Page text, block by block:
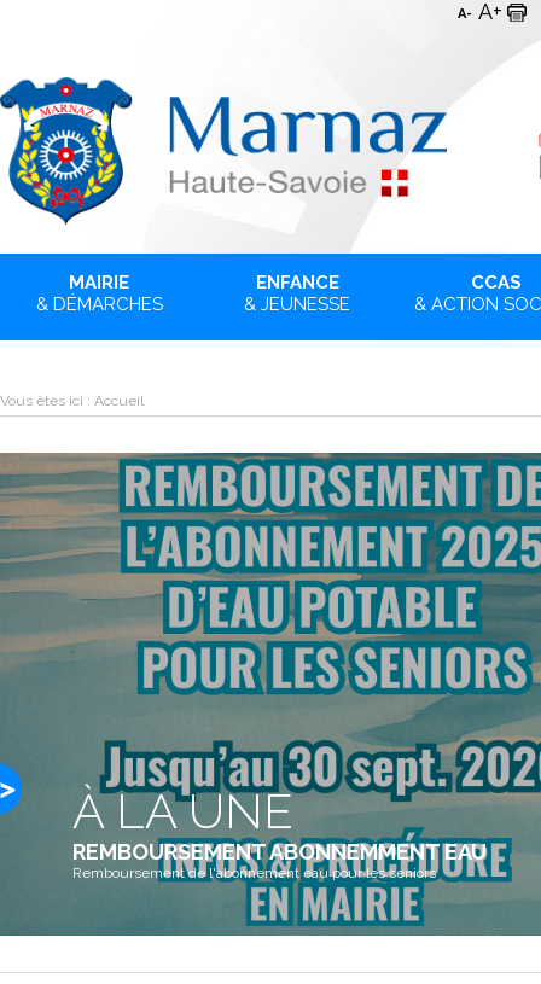
A- A+
MAIRIE
& DÉMARCHES
ENFANCE
& JEUNESSE
CCAS
& ACTION
Vous êtes ici : Accueil
À LA UNE
REMBOURSEMENT ABONNEMMENT EAU
Remboursement de l'abonnement eau pour les seniors